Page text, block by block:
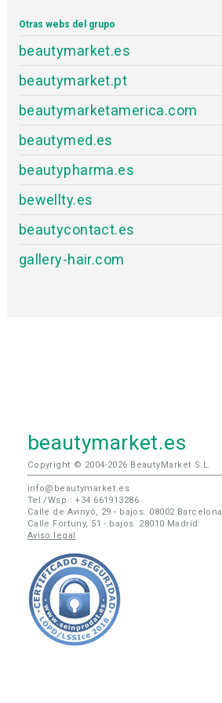
Otras webs del grupo
beautymarket.es
beautymarket.pt
beautymarketamerica.com
beautymed.es
beautypharma.es
bewellty.es
beautycontact.es
gallery-hair.com
beautymarket.es
Copyright © 2004-2026 BeautyMarket S.L.
info@beautymarket.es
Tel./Wsp.: +34 661913286
Calle de Avinyó, 29 - bajos. 08002 Barcelona
Calle Fortuny, 51 - bajos. 28010 Madrid
Aviso legal